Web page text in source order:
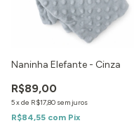
Naninha Elefante - Cinza
R$89,00
5xde R$17,80 sem juros
R$84,55 com Pix